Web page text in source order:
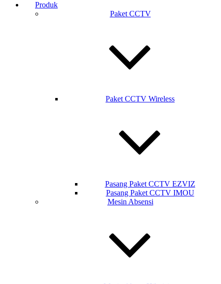
Produk
Paket CCTV
Paket CCTV Wireless
Pasang Paket CCTV EZVIZ
Pasang Paket CCTV IMOU
Mesin Absensi